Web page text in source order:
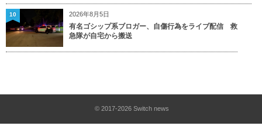
2026年8月5日
有名ゴシップ系ブロガー、自傷行為をライブ配信 救
急隊が自宅から搬送
10
© 2017-2026Switch news